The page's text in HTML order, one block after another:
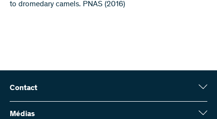
to dromedary camels. PNAS (2016)
Contact
Fonds national suisse (FNS)
Wildhainweg 3
Médias